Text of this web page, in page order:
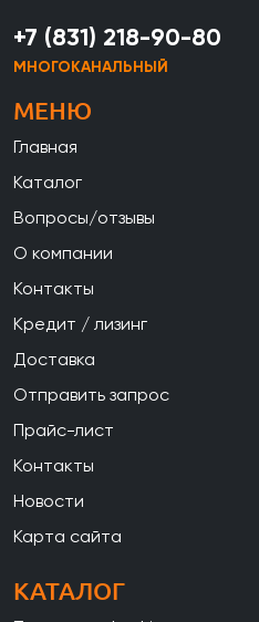
+7 (831) 218-90-80
МНОГОКАНАЛЬНЫЙ
МЕНЮ
Главная
Каталог
Вопросы/отзывы
О компании
Контакты
Кредит / лизинг
Доставка
Отправить запрос
Прайс-лист
Контакты
Новости
Карта сайта
КАТАЛОГ